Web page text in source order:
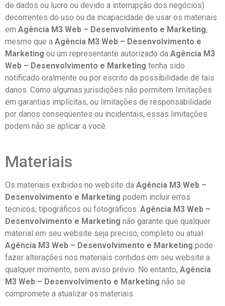
de dados ou lucro ou devido a interrupção dos negócios)
decorrentes do uso ou da incapacidade de usar os materiais
em Agência M3 Web – Desenvolvimento e Marketing,
mesmo que a Agência M3 Web – Desenvolvimento e
Marketing ou um representante autorizado da Agência M3
Web – Desenvolvimento e Marketing tenha sido
notificado oralmente ou por escrito da possibilidade de tais
danos. Como algumas jurisdições não permitem limitações
em garantias implícitas, ou limitações de responsabilidade
por danos conseqüentes ou incidentais, essas limitações
podem não se aplicar a você.
Materiais
Os materiais exibidos no website da Agência M3 Web –
Desenvolvimento e Marketing podem incluir erros
técnicos, tipográficos ou fotográficos. Agência M3 Web –
Desenvolvimento e Marketing não garante que qualquer
material em seu website seja preciso, completo ou atual.
Agência M3 Web – Desenvolvimento e Marketing pode
fazer alterações nos materiais contidos em seu website a
qualquer momento, sem aviso prévio. No entanto, Agência
M3 Web – Desenvolvimento e Marketing não se
compromete a atualizar os materiais.